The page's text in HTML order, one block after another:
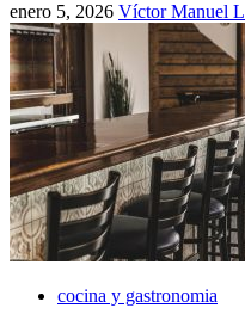
enero 5, 2026 Víctor Manuel
cocina y gastronomia